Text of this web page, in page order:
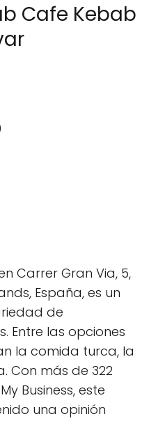
Cafe Kebab
Carrer Gran Via, 5,
España, es un
de
Entre las opciones
la comida turca, la
Con más de 322
Business, este
una opinión